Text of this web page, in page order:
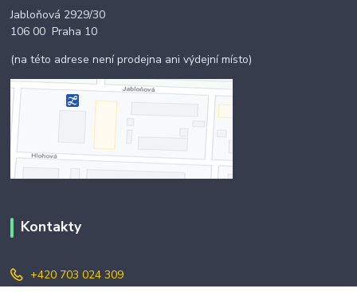
Jabloňová 2929/30
106 00 Praha 10
(na této adrese není prodejna ani výdejní místo)
Kontakty
+420 703 024 309